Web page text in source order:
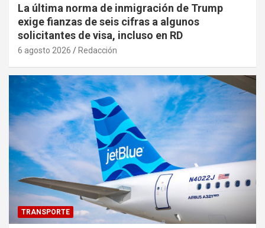
La última norma de inmigración de Trump
exige fianzas de seis cifras a algunos
solicitantes de visa, incluso en RD
6 agosto 2026 Redacción
TRANSPORTE